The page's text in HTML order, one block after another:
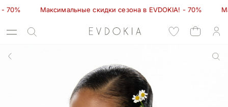
Максимальные скидки сезона в EVDOKIA! - 70%